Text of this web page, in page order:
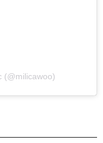
(@milicawoo)